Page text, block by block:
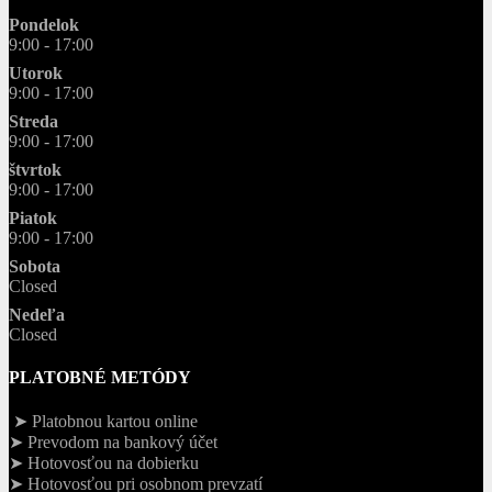
Pondelok
9:00 - 17:00
Utorok
9:00 - 17:00
Streda
9:00 - 17:00
štvrtok
9:00 - 17:00
Piatok
9:00 - 17:00
Sobota
Closed
Nedeľa
Closed
PLATOBNÉ METÓDY
➤ Platobnou kartou online
➤ Prevodom na bankový účet
➤ Hotovosťou na dobierku
➤ Hotovosťou pri osobnom prevzatí